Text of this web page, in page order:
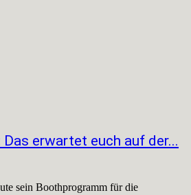
erwartet euch auf der...
sein Boothprogramm für die